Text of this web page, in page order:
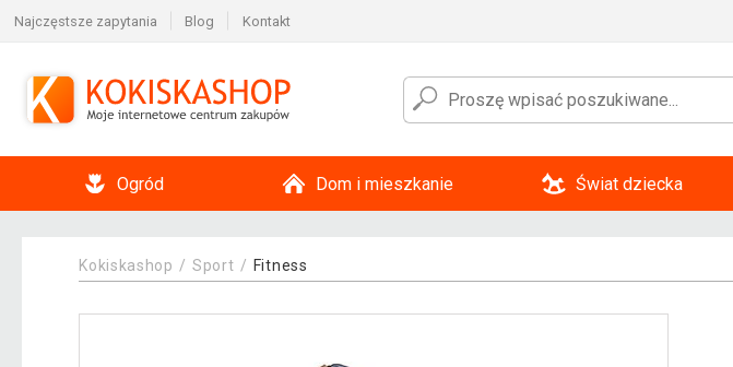
Najczęstsze zapytania Blog Kontakt
Ogród Dom i mieszkanie Świat dziecka
Kokiskashop Sport Fitness